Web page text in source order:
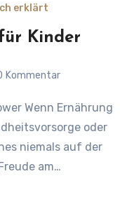
erklärt
Kinder
Kommentar
oder
niemals auf der
am…